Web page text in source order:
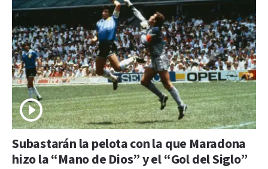
Subastarán la pelota con la que Maradona
hizo la “Mano de Dios” y el “Gol del Siglo”